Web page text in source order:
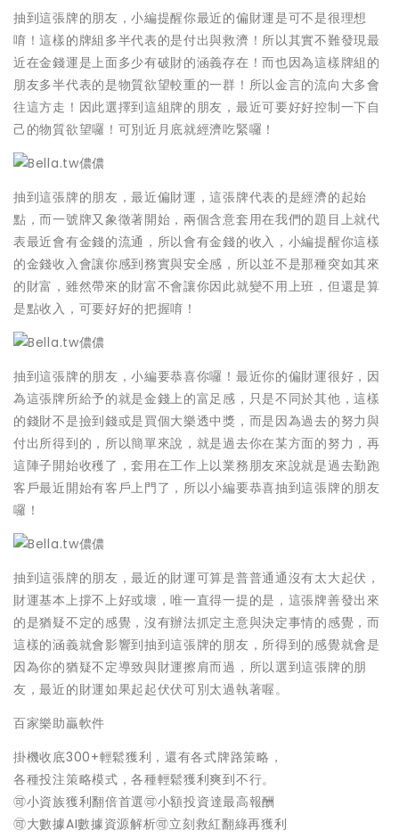
抽到這張牌的朋友，小編提醒你最近的偏財運是可不是很理想
唷！這樣的牌組多半代表的是付出與救濟！所以其實不難發現最
近在金錢運是上面多少有破財的涵義存在！而也因為這樣牌組的
朋友多半代表的是物質欲望較重的一群！所以金言的流向大多會
往這方走！因此選擇到這組牌的朋友，最近可要好好控制一下自
己的物質欲望囉！可別近月底就經濟吃緊囉！
抽到這張牌的朋友，最近偏財運，這張牌代表的是經濟的起始
點，而一號牌又象徵著開始，兩個含意套用在我們的題目上就代
表最近會有金錢的流通，所以會有金錢的收入，小編提醒你這樣
的金錢收入會讓你感到務實與安全感，所以並不是那種突如其來
的財富，雖然帶來的財富不會讓你因此就變不用上班，但還是算
是點收入，可要好好的把握唷！
抽到這張牌的朋友，小編要恭喜你囉！最近你的偏財運很好，因
為這張牌所給予的就是金錢上的富足感，只是不同於其他，這樣
的錢財不是撿到錢或是買個大樂透中獎，而是因為過去的努力與
付出所得到的，所以簡單來說，就是過去你在某方面的努力，再
這陣子開始收穫了，套用在工作上以業務朋友來說就是過去勤跑
客戶最近開始有客戶上門了，所以小編要恭喜抽到這張牌的朋友
囉！
抽到這張牌的朋友，最近的財運可算是普普通通沒有太大起伏，
財運基本上撐不上好或壞，唯一直得一提的是，這張牌善發出來
的是猶疑不定的感覺，沒有辦法抓定主意與決定事情的感覺，而
這樣的涵義就會影響到抽到這張牌的朋友，所得到的感覺就會是
因為你的猶疑不定導致與財運擦肩而過，所以選到這張牌的朋
友，最近的財運如果起起伏伏可別太過執著喔。
百家樂助贏軟件
掛機收底300+輕鬆獲利，還有各式牌路策略，
各種投注策略模式，各種輕鬆獲利爽到不行。
🉑小資族獲利翻倍首選🉑小額投資達最高報酬
🉑大數據AI數據資源解析🉑立刻救紅翻綠再獲利